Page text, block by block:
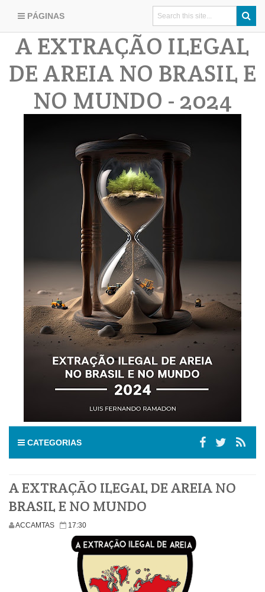
PÁGINAS
A EXTRAÇÃO ILEGAL
DE AREIA NO BRASIL E
NO MUNDO - 2024
CATEGORIAS
A EXTRAÇÃO ILEGAL DE AREIA NO
BRASIL E NO MUNDO
ACCAMTAS 17:30